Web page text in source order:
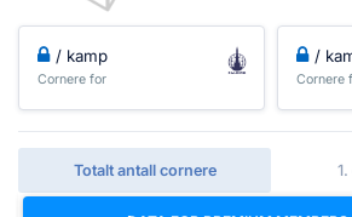
/ kamp
Cornere for
/
Cornere
Totalt antall cornere